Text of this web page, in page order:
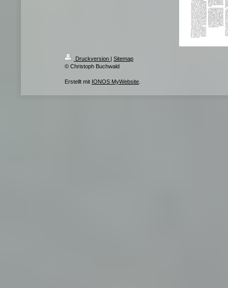
Druckversion | Sitemap
© Christoph Buchwald
Erstellt mit IONOS MyWebsite